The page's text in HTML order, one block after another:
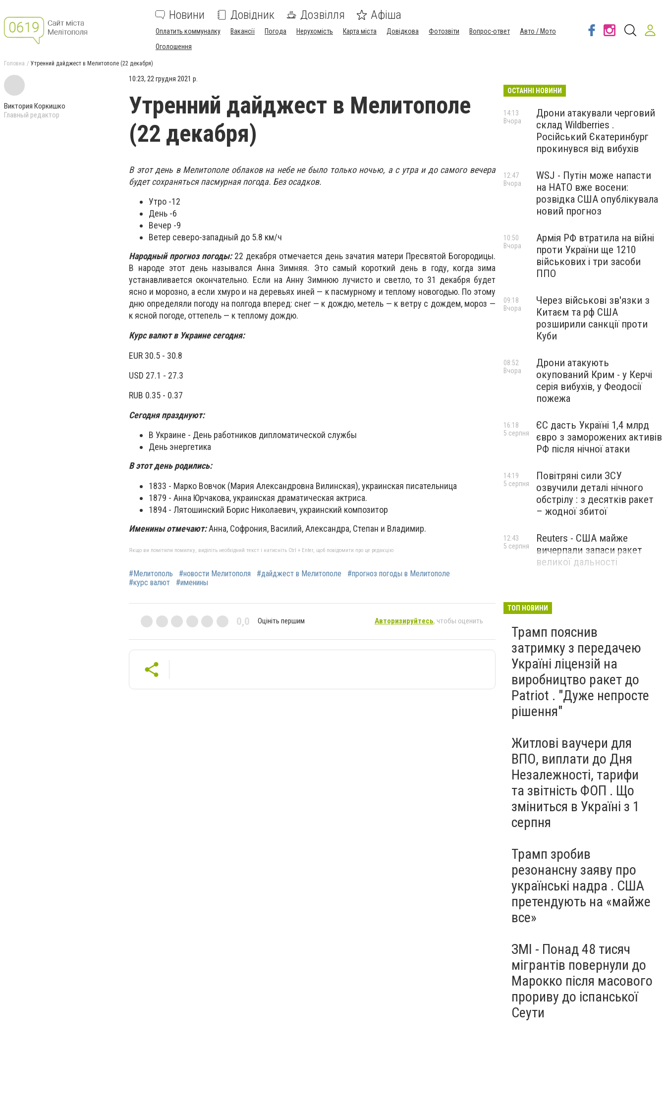
Новини Довідник Дозвілля Афіша
Оплатить коммуналку Вакансії Погода Нерухомість Карта міста Довідкова Фотозвіти Вопрос-ответ
Авто / Мото
Оголошення
Головна Утренний дайджест в Мелитополе (22 декабря)
Виктория Коркишко
Главный редактор
10:23, 22 грудня 2021 р.
Утренний дайджест в Мелитополе
(22 декабря)
В этот день в Мелитополе облаков на небе не было только ночью, а с утра и до самого вечера
будет сохраняться пасмурная погода. Без осадков.
Утро -12
День -6
Вечер -9
Ветер северо-западный до 5.8 км/ч
Народный прогноз погоды:22 декабря отмечается день зачатия матери Пресвятой Богородицы.
В народе этот день назывался Анна Зимняя. Это самый короткий день в году, когда зима
устанавливается окончательно. Если на Анну Зимнюю лучисто и светло, то 31 декабря будет
ясно и морозно, а если хмуро и на деревьях иней — к пасмурному и теплому новогодью. По этому
дню определяли погоду на полгода вперед: снег — к дождю, метель — к ветру с дождем, мороз —
к ясной погоде, оттепель — к теплому дождю.
Курс валют в Украине сегодня:
EUR 30.5 - 30.8
USD 27.1 - 27.3
RUB 0.35 - 0.37
Сегодня празднуют:
В Украине - День работников дипломатической службы
День энергетика
В этот день родились:
1833 - Марко Вовчок (Мария Александровна Вилинская), украинская писательница
1879 - Анна Юрчакова, украинская драматическая актриса.
1894 - Лятошинский Борис Николаевич, украинский композитор
Именины отмечают:Анна, Софрония, Василий, Александра, Степан и Владимир.
Якщо ви помітили помилку, виділіть необхідний текст і натисніть Ctrl + Enter, щоб повідомити про це редакцію
#Мелитополь #новости Мелитополя #дайджест в Мелитополе
#прогноз погоды в Мелитополе
#курс валют
#именины
0,0 Оцініть першим Авторизируйтесь, чтобы оценить
ОСТАННІ НОВИНИ
Дрони атакували черговий
склад Wildberries .
Російський Єкатеринбург
прокинувся від вибухів
14:13
Вчора
WSJ - Путін може напасти
на НАТО вже восени:
розвідка США опублікувала
новий прогноз
12:47
Вчора
Армія РФ втратила на війні
проти України ще 1210
військових і три засоби
ППО
10:50
Вчора
Через військові зв'язки з
Китаєм та рф США
розширили санкції проти
Куби
09:18
Вчора
Дрони атакують
окупований Крим - у Керчі
серія вибухів, у Феодосії
пожежа
08:52
Вчора
ЄС дасть Україні 1,4 млрд
євро з заморожених активів
РФ після нічної атаки
16:18
5 серпня
Повітряні сили ЗСУ
озвучили деталі нічного
обстрілу : з десятків ракет
– жодної збитої
14:19
5 серпня
Reuters - США майже
вичерпали запаси ракет
великої дальності
12:43
5 серпня
ТОП НОВИНИ
Трамп пояснив
затримку з передачею
Україні ліцензій на
виробництво ракет до
Patriot . "Дуже непросте
рішення"
Житлові ваучери для
ВПО, виплати до Дня
Незалежності, тарифи
та звітність ФОП . Що
зміниться в Україні з 1
серпня
Трамп зробив
резонансну заяву про
українські надра . США
претендують на «майже
все»
ЗМІ - Понад 48 тисяч
мігрантів повернули до
Марокко після масового
прориву до іспанської
Сеути